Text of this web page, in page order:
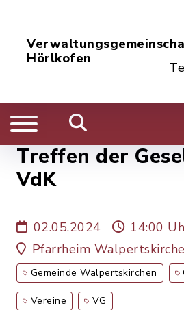
Hörlkofen
Treffen der
VdK
02.05.2024
14:00
Pfarrheim
Gemeinde Walpertskirchen
Vereine VG